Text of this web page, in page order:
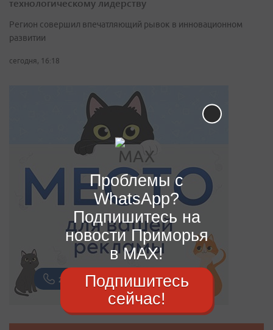
технологическому лидерству
Регион совершил впечатляющий рывок в инновационном
развитии
сегодня, 16:18
Проблемы с
WhatsApp?
Подпишитесь на
новости Приморья
в MAX!
Подпишитесь
сейчас!